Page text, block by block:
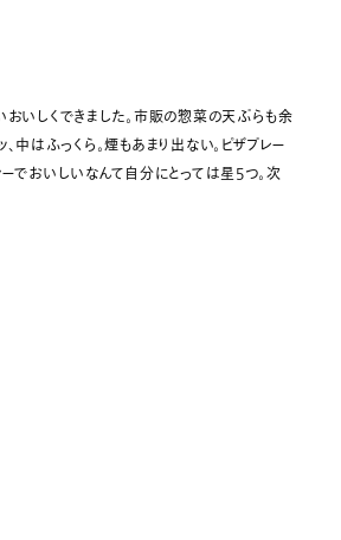
いしくできました。市販の惣菜の天ぷらも余
中はふっくら。煙もあまり出ない。ピザプレー
でおいしいなんて自分にとっては星5つ。次